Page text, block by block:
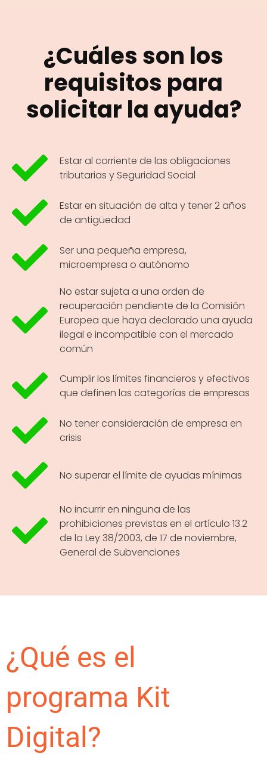
¿Cuáles son los
requisitos para
solicitar la ayuda?
Estar al corriente de las obligaciones
tributarias y Seguridad Social
Estar en situación de alta y tener 2 años
de antigüedad
Ser una pequeña empresa,
microempresa o autónomo
No estar sujeta a una orden de
recuperación pendiente de la Comisión
Europea que haya declarado una ayuda
ilegal e incompatible con el mercado
común
Cumplir los límites financieros y efectivos
que definen las categorías de empresas
No tener consideración de empresa en
crisis
No superar el límite de ayudas mínimas
No incurrir en ninguna de las
prohibiciones previstas en el artículo 13.2
de la Ley 38/2003, de 17 de noviembre,
General de Subvenciones
¿Qué es el
programa Kit
Digital?